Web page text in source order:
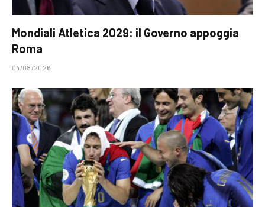
Mondiali Atletica 2029: il Governo appoggia
Roma
04/08/2026